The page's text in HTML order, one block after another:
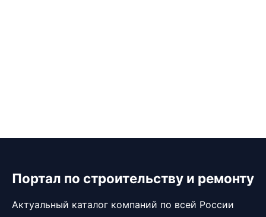
Портал по строительству и ремонту
Актуальный каталог компаний по всей России